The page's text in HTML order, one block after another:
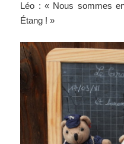
Léo : « Nous sommes
Étang ! »